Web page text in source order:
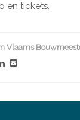
en tickets.
Vlaams